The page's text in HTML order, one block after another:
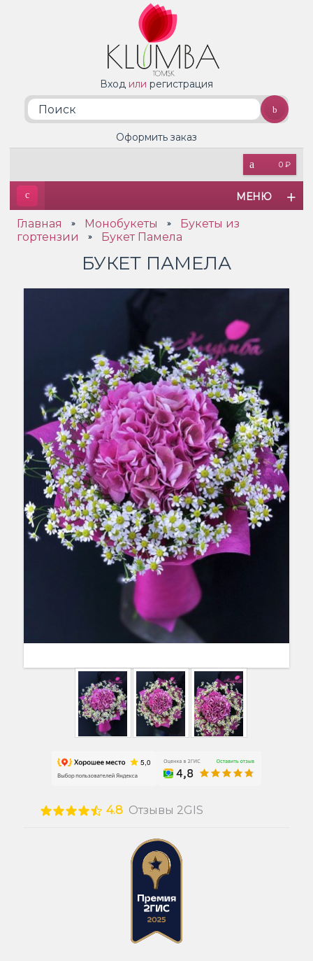
Вход или регистрация
0 ₽
Оформить заказ
МЕНЮ
Главная » Монобукеты »
Букеты из
гортензии
» Букет Памела
БУКЕТ ПАМЕЛА
4.8 Отзывы 2GIS